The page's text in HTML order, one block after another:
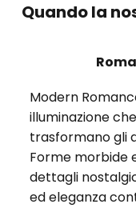
Quando la
Modern
illuminazione
trasformano gli
Forme morbide
dettagli
ed eleganza